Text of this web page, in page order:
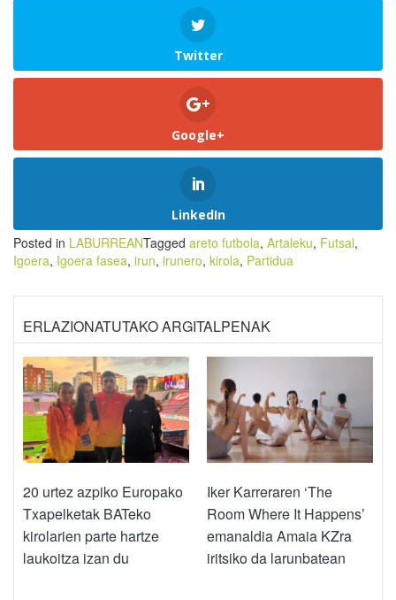
Twitter
Google+
LinkedIn
Posted in LABURREANTagged areto futbola, Artaleku, Futsal,
Igoera, Igoera fasea, irun, irunero, kirola, Partidua
ERLAZIONATUTAKO ARGITALPENAK
20 urtez azpiko Europako
Txapelketak BATeko
kirolarien parte hartze
laukoitza izan du
Iker Karreraren ‘The
Room Where It Happens’
emanaldia Amaia KZra
iritsiko da larunbatean